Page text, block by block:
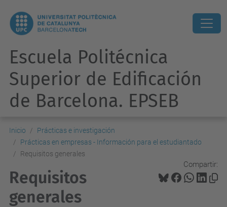
Escuela Politécnica
Superior de Edificación
de Barcelona. EPSEB
Inicio
Prácticas e investigación
Prácticas en empresas - Información para el estudiantado
Requisitos generales
Compartir:
Requisitos
generales